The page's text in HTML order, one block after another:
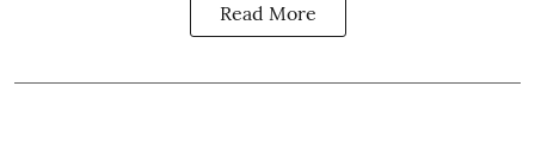
Read More